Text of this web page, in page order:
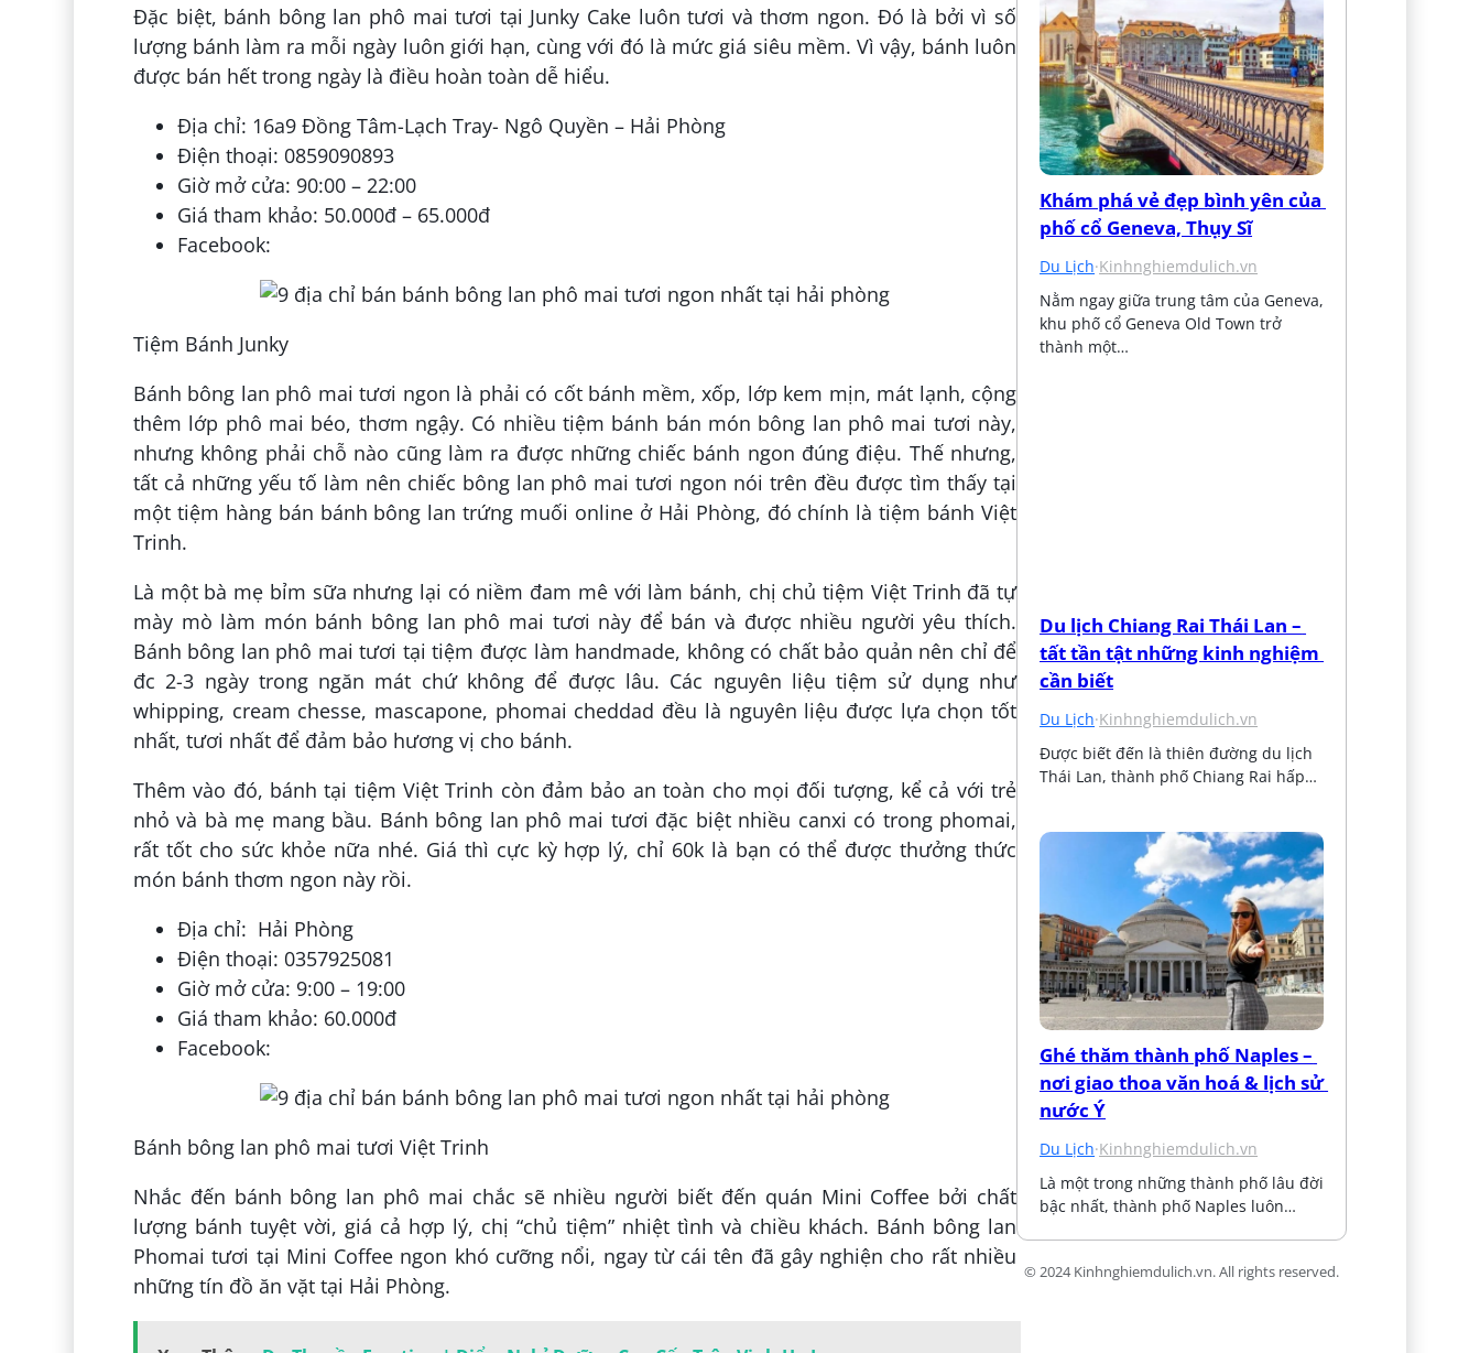
Đặc biệt, bánh bông lan phô mai tươi tại Junky Cake luôn tươi và thơm ngon. Đó là bởi vì số
lượng bánh làm ra mỗi ngày luôn giới hạn, cùng với đó là mức giá siêu mềm. Vì vậy, bánh luôn
được bán hết trong ngày là điều hoàn toàn dễ hiểu.
Địa chỉ: 16a9 Đồng Tâm-Lạch Tray- Ngô Quyền – Hải Phòng
Điện thoại: 0859090893
Giờ mở cửa: 90:00 – 22:00
Giá tham khảo: 50.000đ – 65.000đ
Facebook:
Tiệm Bánh Junky
Bánh bông lan phô mai tươi ngon là phải có cốt bánh mềm, xốp, lớp kem mịn, mát lạnh, cộng
thêm lớp phô mai béo, thơm ngậy. Có nhiều tiệm bánh bán món bông lan phô mai tươi này,
nhưng không phải chỗ nào cũng làm ra được những chiếc bánh ngon đúng điệu. Thế nhưng,
tất cả những yếu tố làm nên chiếc bông lan phô mai tươi ngon nói trên đều được tìm thấy tại
một tiệm hàng bán bánh bông lan trứng muối online ở Hải Phòng, đó chính là tiệm bánh Việt
Trinh.
Là một bà mẹ bỉm sữa nhưng lại có niềm đam mê với làm bánh, chị chủ tiệm Việt Trinh đã tự
mày mò làm món bánh bông lan phô mai tươi này để bán và được nhiều người yêu thích.
Bánh bông lan phô mai tươi tại tiệm được làm handmade, không có chất bảo quản nên chỉ để
đc 2-3 ngày trong ngăn mát chứ không để được lâu. Các nguyên liệu tiệm sử dụng như
whipping, cream chesse, mascapone, phomai cheddad đều là nguyên liệu được lựa chọn tốt
nhất, tươi nhất để đảm bảo hương vị cho bánh.
Thêm vào đó, bánh tại tiệm Việt Trinh còn đảm bảo an toàn cho mọi đối tượng, kể cả với trẻ
nhỏ và bà mẹ mang bầu. Bánh bông lan phô mai tươi đặc biệt nhiều canxi có trong phomai,
rất tốt cho sức khỏe nữa nhé. Giá thì cực kỳ hợp lý, chỉ 60k là bạn có thể được thưởng thức
món bánh thơm ngon này rồi.
Địa chỉ: Hải Phòng
Điện thoại: 0357925081
Giờ mở cửa: 9:00 – 19:00
Giá tham khảo: 60.000đ
Facebook:
Bánh bông lan phô mai tươi Việt Trinh
Nhắc đến bánh bông lan phô mai chắc sẽ nhiều người biết đến quán Mini Coffee bởi chất
lượng bánh tuyệt vời, giá cả hợp lý, chị “chủ tiệm” nhiệt tình và chiều khách. Bánh bông lan
Phomai tươi tại Mini Coffee ngon khó cưỡng nổi, ngay từ cái tên đã gây nghiện cho rất nhiều
những tín đồ ăn vặt tại Hải Phòng.
Khám phá vẻ đẹp bình yên của
phố cổ Geneva, Thụy Sĩ
Du Lịch·Kinhnghiemdulich.vn
Nằm ngay giữa trung tâm của Geneva,
khu phố cổ Geneva Old Town trở
thành một…
Du lịch Chiang Rai Thái Lan –
tất tần tật những kinh nghiệm
cần biết
Du Lịch·Kinhnghiemdulich.vn
Được biết đến là thiên đường du lịch
Thái Lan, thành phố Chiang Rai hấp…
Ghé thăm thành phố Naples –
nơi giao thoa văn hoá & lịch sử
nước Ý
Du Lịch·Kinhnghiemdulich.vn
Là một trong những thành phố lâu đời
bậc nhất, thành phố Naples luôn…
© 2024 Kinhnghiemdulich.vn. All rights reserved.